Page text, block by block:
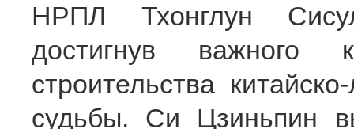
НРПЛ Тхонглун
достигнув важного
строительства
судьбы. Си Цзиньпин